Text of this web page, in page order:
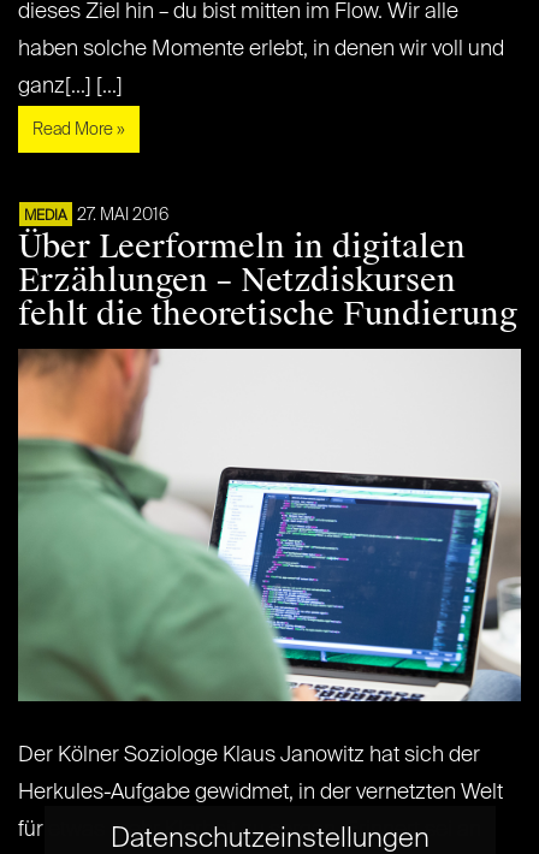
dieses Ziel hin – du bist mitten im Flow. Wir alle
haben solche Momente erlebt, in denen wir voll und
ganz[...] [...]
Read More »
MEDIA 27. MAI 2016
Über Leerformeln in digitalen
Erzählungen – Netzdiskursen
fehlt die theoretische Fundierung
Der Kölner Soziologe Klaus Janowitz hat sich der
Herkules-Aufgabe gewidmet, in der vernetzten Welt
für etwas mehr Klarheit zu sorgen. Erinnert sei an
Datenschutzeinstellungen